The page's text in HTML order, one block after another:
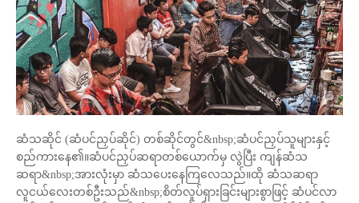
ဆံသဆိုင် (ဆံပင်ညှပ်ဆိုင်) တစ်ဆိုင်တွင်&nbsp;ဆံပင်ညှပ်သူများနှင့်
စည်ကားနေ၏။ဆံပင်ညှပ်ဆရာတစ်ယောက်မှ လွဲပြီး ကျန်ဆံသ
ဆရာ&nbsp;အားလုံးမှာ ဆံသပေးနေကြလေသည်။ထို ဆံသဆရာ
လူငယ်လေးတစ်ဦးသည်&nbsp;စိတ်လှုပ်ရှားခြင်းများစွာဖြင့် ဆံပင်လာ